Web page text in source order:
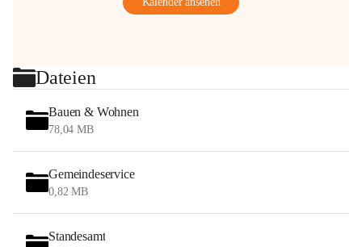
Dateien
Bauen & Wohnen
78,04 MB
Gemeindeservice
0,82 MB
Standesamt